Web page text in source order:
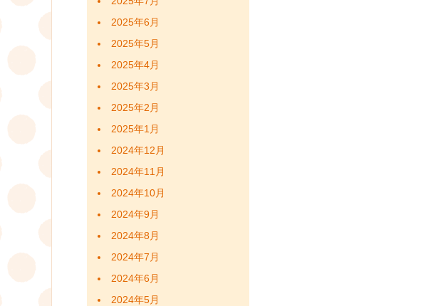
2025年6月
2025年5月
2025年4月
2025年3月
2025年2月
2025年1月
2024年12月
2024年11月
2024年10月
2024年9月
2024年8月
2024年7月
2024年6月
2024年5月